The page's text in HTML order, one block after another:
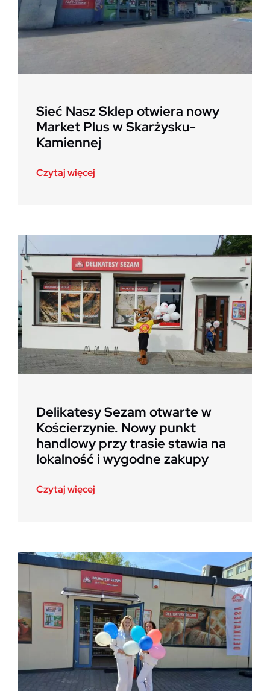
Sieć Nasz Sklep otwiera nowy
Market Plus w Skarżysku-
Kamiennej
Czytaj więcej
Delikatesy Sezam otwarte w
Kościerzynie. Nowy punkt
handlowy przy trasie stawia na
lokalność i wygodne zakupy
Czytaj więcej